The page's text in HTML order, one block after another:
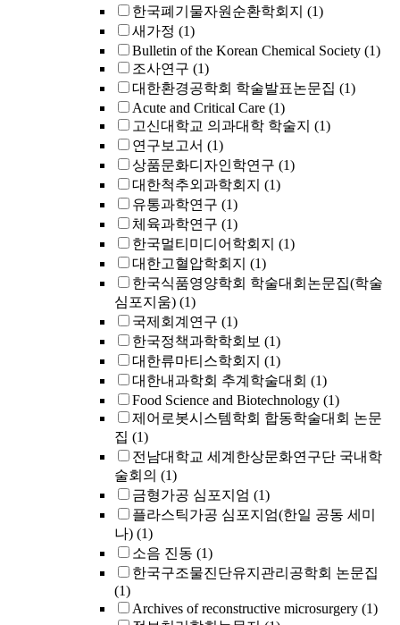
한국폐기물자원순환학회지 (1)
새가정 (1)
Bulletin of the Korean Chemical Society (1)
조사연구 (1)
대한환경공학회 학술발표논문집 (1)
Acute and Critical Care (1)
고신대학교 의과대학 학술지 (1)
연구보고서 (1)
상품문화디자인학연구 (1)
대한척추외과학회지 (1)
유통과학연구 (1)
체육과학연구 (1)
한국멀티미디어학회지 (1)
대한고혈압학회지 (1)
한국식품영양학회 학술대회논문집(학술
심포지움) (1)
국제회계연구 (1)
한국정책과학학회보 (1)
대한류마티스학회지 (1)
대한내과학회 추계학술대회 (1)
Food Science and Biotechnology (1)
제어로봇시스템학회 합동학술대회 논문
집 (1)
전남대학교 세계한상문화연구단 국내학
술회의 (1)
금형가공 심포지엄 (1)
플라스틱가공 심포지엄(한일 공동 세미
나) (1)
소음 진동 (1)
한국구조물진단유지관리공학회 논문집
(1)
Archives of reconstructive microsurgery (1)